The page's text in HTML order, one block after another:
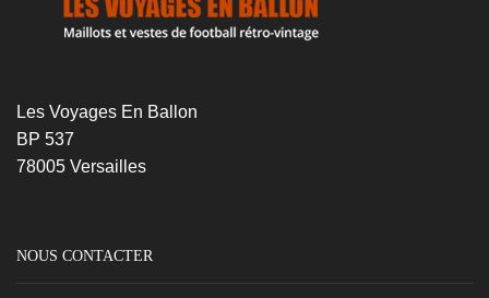
Les Voyages En Ballon
BP 537
78005 Versailles
NOUS CONTACTER